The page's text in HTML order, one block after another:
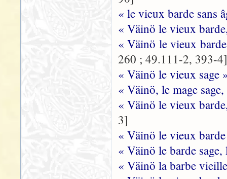
« le vieux barde sans
« Väinö le vieux
« Väinö le vieux
260 ; 49.111-2, 393-4]
« Väinö le vieux sage
« Väinö, le mage
« Väinö le vieux
3]
« Väinö le vieux
« Väinö le barde
« Väinö la barbe